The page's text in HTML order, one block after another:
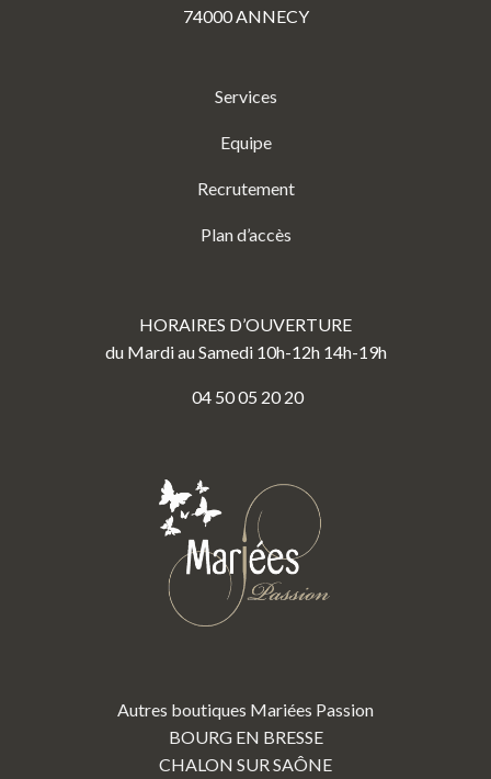
74000 ANNECY
Services
Equipe
Recrutement
Plan d’accès
HORAIRES D’OUVERTURE
du Mardi au Samedi 10h-12h 14h-19h
04 50 05 20 20
Autres boutiques Mariées Passion
BOURG EN BRESSE
CHALON SUR SAÔNE